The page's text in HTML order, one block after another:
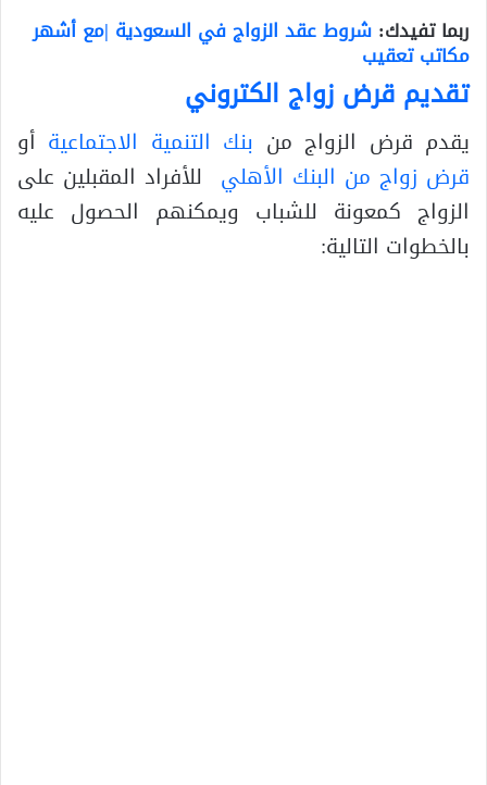
ربما تفيدك: شروط عقد الزواج في السعودية |مع أشهر
مكاتب تعقيب
تقديم قرض زواج الكتروني
يقدم قرض الزواج من بنك التنمية الاجتماعية أو
قرض زواج من البنك الأهلي للأفراد المقبلين على
الزواج كمعونة للشباب ويمكنهم الحصول عليه
بالخطوات التالية: